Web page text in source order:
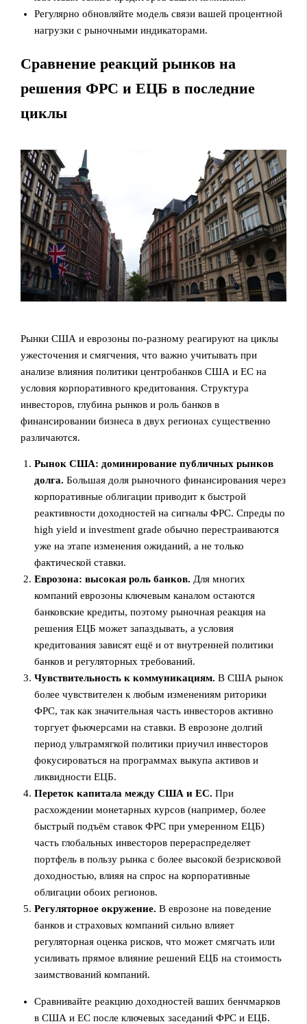
Регулярно обновляйте модель связи вашей процентной
нагрузки с рыночными индикаторами.
Сравнение реакций рынков на
решения ФРС и ЕЦБ в последние
циклы
Рынки США и еврозоны по‑разному реагируют на циклы
ужесточения и смягчения, что важно учитывать при
анализе влияния политики центробанков США и ЕС на
условия корпоративного кредитования. Структура
инвесторов, глубина рынков и роль банков в
финансировании бизнеса в двух регионах существенно
различаются.
Рынок США: доминирование публичных рынков
долга. Большая доля рыночного финансирования через
корпоративные облигации приводит к быстрой
реактивности доходностей на сигналы ФРС. Спреды по
high yield и investment grade обычно перестраиваются
уже на этапе изменения ожиданий, а не только
фактической ставки.
Еврозона: высокая роль банков. Для многих
компаний еврозоны ключевым каналом остаются
банковские кредиты, поэтому рыночная реакция на
решения ЕЦБ может запаздывать, а условия
кредитования зависят ещё и от внутренней политики
банков и регуляторных требований.
Чувствительность к коммуникациям. В США рынок
более чувствителен к любым изменениям риторики
ФРС, так как значительная часть инвесторов активно
торгует фьючерсами на ставки. В еврозоне долгий
период ультрамягкой политики приучил инвесторов
фокусироваться на программах выкупа активов и
ликвидности ЕЦБ.
Переток капитала между США и ЕС. При
расхождении монетарных курсов (например, более
быстрый подъём ставок ФРС при умеренном ЕЦБ)
часть глобальных инвесторов перераспределяет
портфель в пользу рынка с более высокой безрисковой
доходностью, влияя на спрос на корпоративные
облигации обоих регионов.
Регуляторное окружение. В еврозоне на поведение
банков и страховых компаний сильно влияет
регуляторная оценка рисков, что может смягчать или
усиливать прямое влияние решений ЕЦБ на стоимость
заимствований компаний.
Сравнивайте реакцию доходностей ваших бенчмарков
в США и ЕС после ключевых заседаний ФРС и ЕЦБ.